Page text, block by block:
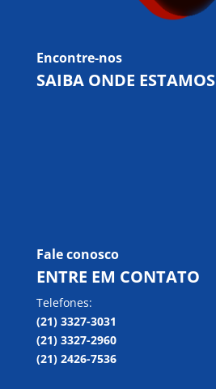
Encontre-nos
SAIBA ONDE ESTAMOS
Fale conosco
ENTRE EM CONTATO
Telefones:
(21) 3327-3031
(21) 3327-2960
(21) 2426-7536